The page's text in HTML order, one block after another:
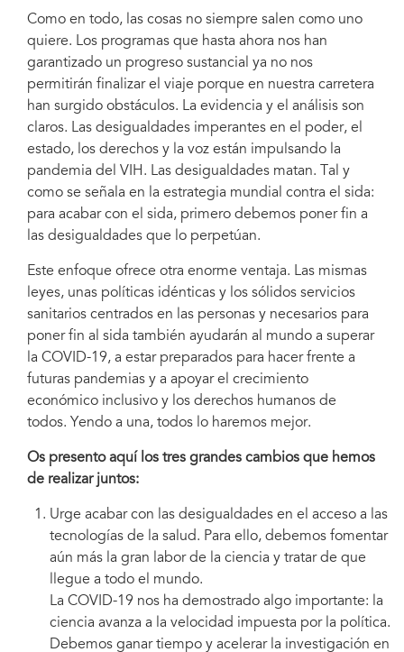
Como en todo, las cosas no siempre salen como uno
quiere. Los programas que hasta ahora nos han
garantizado un progreso sustancial ya no nos
permitirán finalizar el viaje porque en nuestra carretera
han surgido obstáculos. La evidencia y el análisis son
claros. Las desigualdades imperantes en el poder, el
estado, los derechos y la voz están impulsando la
pandemia del VIH. Las desigualdades matan. Tal y
como se señala en la estrategia mundial contra el sida:
para acabar con el sida, primero debemos poner fin a
las desigualdades que lo perpetúan.
Este enfoque ofrece otra enorme ventaja. Las mismas
leyes, unas políticas idénticas y los sólidos servicios
sanitarios centrados en las personas y necesarios para
poner fin al sida también ayudarán al mundo a superar
la COVID-19, a estar preparados para hacer frente a
futuras pandemias y a apoyar el crecimiento
económico inclusivo y los derechos humanos de
todos. Yendo a una, todos lo haremos mejor.
Os presento aquí los tres grandes cambios que hemos
de realizar juntos:
Urge acabar con las desigualdades en el acceso a las
tecnologías de la salud. Para ello, debemos fomentar
aún más la gran labor de la ciencia y tratar de que
llegue a todo el mundo.
La COVID-19 nos ha demostrado algo importante: la
ciencia avanza a la velocidad impuesta por la política.
Debemos ganar tiempo y acelerar la investigación en